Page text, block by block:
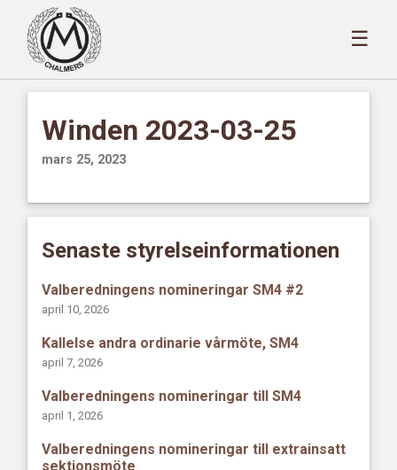
☰
Winden 2023-03-25
mars 25, 2023
Senaste styrelseinformationen
Valberedningens nomineringar SM4 #2
april 10, 2026
Kallelse andra ordinarie vårmöte, SM4
april 7, 2026
Valberedningens nomineringar till SM4
april 1, 2026
Valberedningens nomineringar till extrainsatt
sektionsmöte